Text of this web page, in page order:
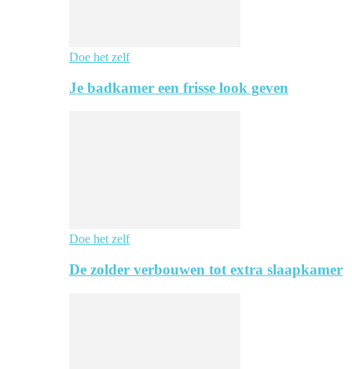
Doe het zelf
Je badkamer een frisse look geven
Doe het zelf
De zolder verbouwen tot extra slaapkamer